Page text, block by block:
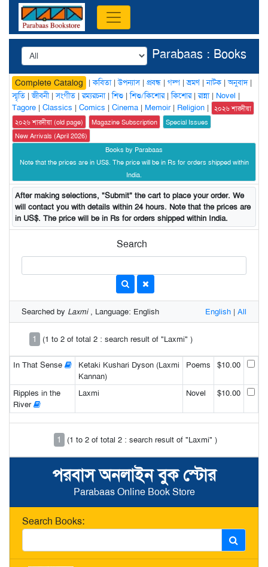
পরবাস অনলাইন বুক স্টোর
Parabaas Online Book Store
Search Books:
Parabaas : Books
Complete Catalog |কবিতা|উপন্যাস| প্রবন্ধ | গল্প |ভ্রমণ|নাটক |অনুবাদ|
স্মৃতি |জীবনী|সংগীত |রম্যরচনা|শিশু |শিশু/কিশোর|কিশোর|রান্না| Novel |
Tagore | Classics | Comics | Cinema | Memoir| Religion |
২০২৬ শারদীয়া
২০২৬ শারদীয়া (old page)
Magazine Subscription
Special Issues
New Arrivals (April 2026)
Books by Parabaas
Note that the prices are in US$. The price will be in Rs for orders shipped within
India.
After making selections, "Submit" the cart to place your order. We
will contact you with details within 24 hours. Note that the prices are
in US$. The price will be in Rs for orders shipped within India.
Search
Searched by Laxmi, Language: English English | All
1 (1 to 2 of total 2 : search result of "Laxmi" )
In That Sense
Ketaki Kushari Dyson (Laxmi
Kannan)
Poems $10.00
Ripples in the
River
Laxmi Novel $10.00
1 (1 to 2 of total 2 : search result of "Laxmi" )